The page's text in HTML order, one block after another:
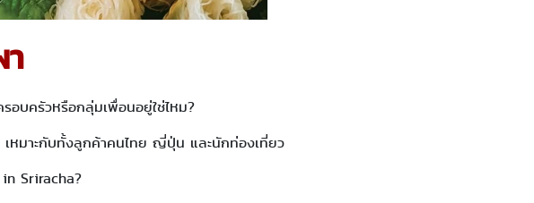
รอบครัวหรือกลุ่มเพื่อนอยู่ใช่ไหม?
หมาะกับทั้งลูกค้าคนไทย ญี่ปุ่น และนักท่องเที่ยว
Sriracha?